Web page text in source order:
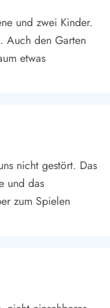
und zwei Kinder.
Auch den Garten
etwas
nicht gestört. Das
und das
zum Spielen